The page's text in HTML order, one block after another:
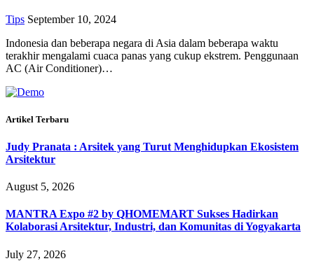
Tips September 10, 2024
Indonesia dan beberapa negara di Asia dalam beberapa waktu
terakhir mengalami cuaca panas yang cukup ekstrem. Penggunaan
AC (Air Conditioner)…
Artikel Terbaru
Judy Pranata : Arsitek yang Turut Menghidupkan Ekosistem
Arsitektur
August 5, 2026
MANTRA Expo #2 by QHOMEMART Sukses Hadirkan
Kolaborasi Arsitektur, Industri, dan Komunitas di Yogyakarta
July 27, 2026